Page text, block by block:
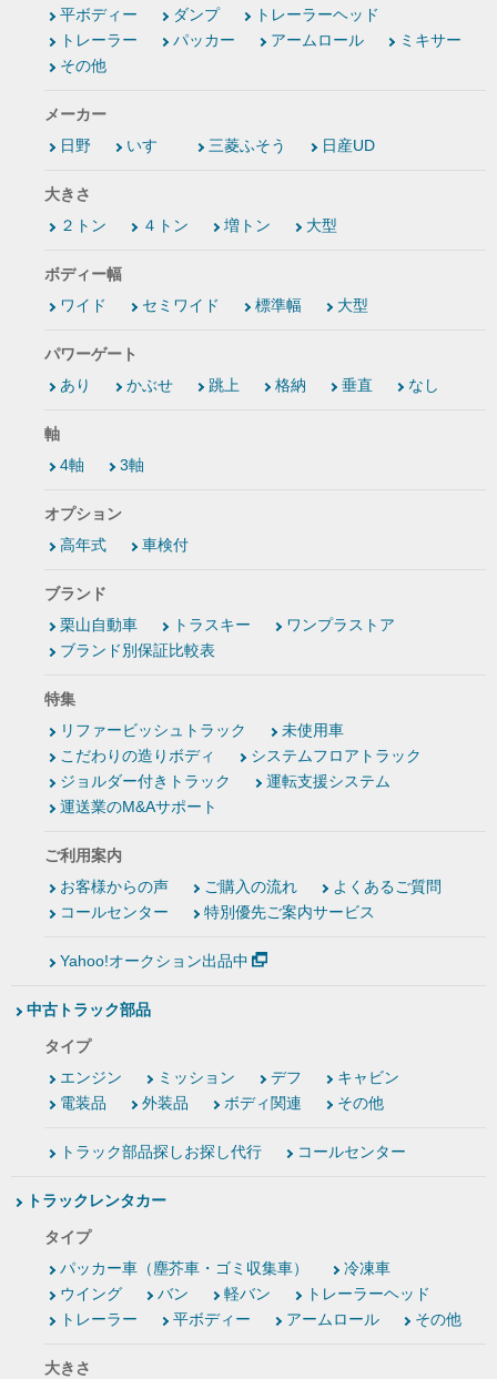
平ボディー
ダンプ
トレーラーヘッド
トレーラー
パッカー アームロール
ミキサー
その他
メーカー
日野
いすゞ 三菱ふそう 日産UD
大きさ
２トン
４トン 増トン 大型
ボディー幅
ワイド
セミワイド 標準幅 大型
パワーゲート
あり
かぶせ 跳上 格納 垂直 なし
軸
4軸
3軸
オプション
高年式
車検付
ブランド
栗山自動車
トラスキー
ワンプラストア
ブランド別保証比較表
特集
リファービッシュトラック
未使用車
こだわりの造りボディ
システムフロアトラック
ジョルダー付きトラック
運転支援システム
運送業のM&Aサポート
ご利用案内
お客様からの声
ご購入の流れ
よくあるご質問
コールセンター
特別優先ご案内サービス
Yahoo!オークション出品中
中古トラック部品
タイプ
エンジン
ミッション デフ
キャビン
電装品
外装品 ボディ関連 その他
トラック部品探しお探し代行 コールセンター
トラックレンタカー
タイプ
パッカー車（塵芥車・ゴミ収集車）
冷凍車
ウイング
バン 軽バン
トレーラーヘッド
トレーラー
平ボディー アームロール その他
大きさ